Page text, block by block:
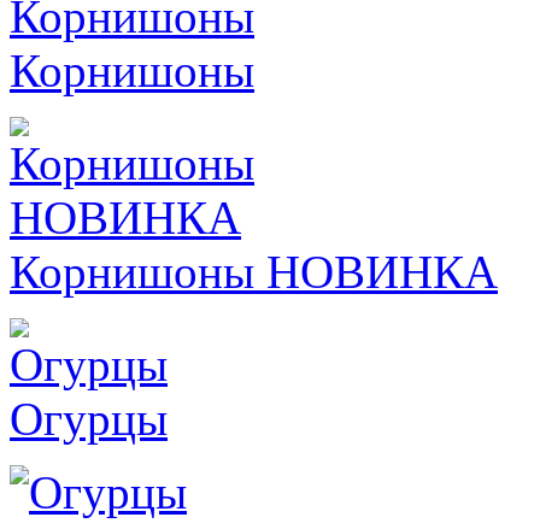
Корнишоны
Корнишоны НОВИНКА
Огурцы